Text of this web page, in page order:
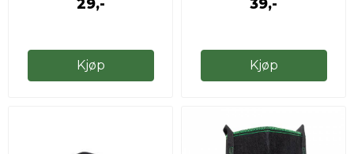
29,-
Kjøp
39,-
Kjøp